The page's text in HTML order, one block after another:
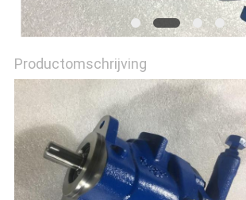
Productomschrijving